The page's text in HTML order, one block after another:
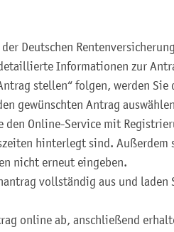
Deutschen
Informationen zur
stellen“ folgen, werden
gewünschten Antrag
Online-Service mit
hinterlegt sind. Außerdem
nicht erneut eingeben.
vollständig aus und laden
online ab, anschließend